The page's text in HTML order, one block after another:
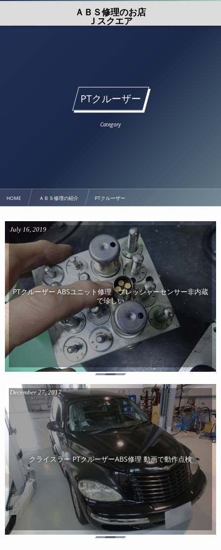
ＡＢＳ修理のお店
Ｊスクエア
PTクルーザー
Category
HOME ＡＢＳ修理の紹介 PTクルーザー
PTクルーザー ABSユニット修理 プレッシャーセンサー非内蔵
で珍しい
July 16, 2019
クライスラー PTクルーザーABS修理 動画で動作点検
December 27,2017